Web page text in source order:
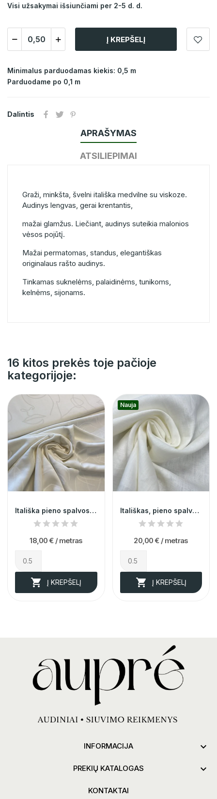
Visi užsakymai išsiunčiami per 2-5 d. d.
Į KREPŠELĮ
Minimalus parduodamas kiekis: 0,5 m
Parduodame po 0,1 m
Dalintis
APRAŠYMAS
ATSILIEPIMAI
Graži, minkšta, švelni itališka medvilne su viskoze.
Audinys lengvas, gerai krentantis,
mažai glamžus. Liečiant, audinys suteikia malonios
vėsos pojūtį.
Mažai permatomas, standus, elegantiškas
originalaus rašto audinys.
Tinkamas suknelėms, palaidinėms, tunikoms,
kelnėms, sijonams.
16 kitos prekės toje pačioje
kategorijoje:
Itališka pieno spalvos medvilnė su veidais 013973
18,00 € / metras
 Į KREPŠELĮ
Nauja
Itališkas, pieno spalvos linas 014696
20,00 € / metras
 Į KREPŠELĮ
INFORMACIJA 
PREKIŲ KATALOGAS 
KONTAKTAI